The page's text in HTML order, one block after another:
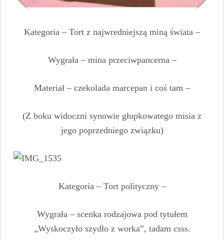
Kategoria – Tort z najwredniejszą miną świata –
Wygrała – mina przeciwpancerna –
Materiał – czekolada marcepan i coś tam –
(Z boku widoczni synowie głupkowatego misia z
jego poprzedniego związku)
Kategoria – Tort polityczny –
Wygrała – scenka rodzajowa pod tytułem
„Wyskoczyło szydło z worka”, tadam csss.